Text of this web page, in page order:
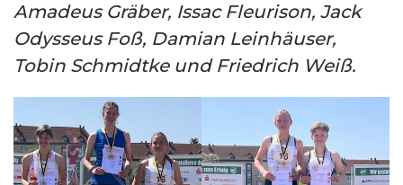
Amadeus Gräber, Issac Fleurison, Jack
Odysseus Foß, Damian Leinhäuser,
Tobin Schmidtke und Friedrich Weiß.